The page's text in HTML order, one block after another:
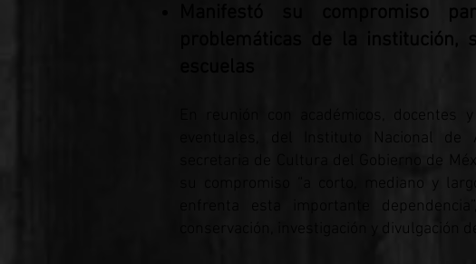
Manifestó su compromiso
problemáticas de la
En reunión con académicos,
eventuales, del Instituto Nacional
secretaria de Cultura del Gobierno de
su compromiso “a corto, mediano y
enfrenta esta importante
conservación, investigación y divulgación